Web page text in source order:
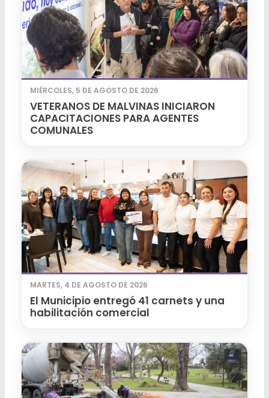
MIÉRCOLES, 5 DE AGOSTO DE 2026
VETERANOS DE MALVINAS INICIARON
CAPACITACIONES PARA AGENTES
COMUNALES
MARTES, 4 DE AGOSTO DE 2026
El Municipio entregó 41 carnets y una
habilitación comercial